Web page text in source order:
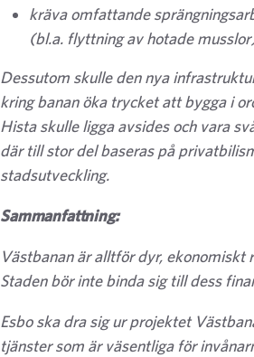
kräva omfattande
(bl.a. flyttning av hotade
Dessutom skulle den nya
kring banan öka trycket att bygga i
Hista skulle ligga avsides och vara
där till stor del baseras på
stadsutveckling.
Sammanfattning:
Västbanan är alltför dyr,
Staden bör inte binda sig till dess
Esbo ska dra sig ur projektet
tjänster som är väsentliga för